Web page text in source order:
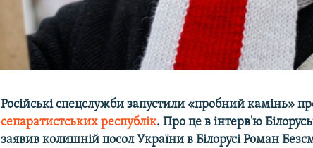
Російські спецслужби запустили «пробний камінь»
сепаратистських республік. Про це в інтерв'ю
заявив колишній посол України в Білорусі Роман